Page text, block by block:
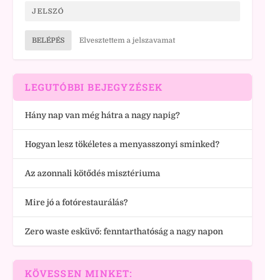
BELÉPÉS Elvesztettem a jelszavamat
LEGUTÓBBI BEJEGYZÉSEK
Hány nap van még hátra a nagy napig?
Hogyan lesz tökéletes a menyasszonyi sminked?
Az azonnali kötődés misztériuma
Mire jó a fotórestaurálás?
Zero waste esküvő: fenntarthatóság a nagy napon
KÖVESSEN MINKET: